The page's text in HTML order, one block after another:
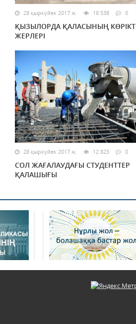
28 қыркүйек 2017 ж. 18 538 0
ҚЫЗЫЛОРДА ҚАЛАСЫНЫҢ
ЖЕРЛЕРІ
28 қыркүйек 2017 ж. 12 823 0
СОЛ ЖАҒАЛАУДАҒЫ СТУДЕНТТЕР
ҚАЛАШЫҒЫ